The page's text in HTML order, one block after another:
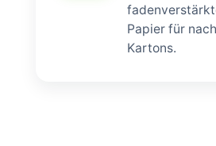
Papier für
Kartons.